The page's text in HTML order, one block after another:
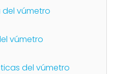
del vúmetro
vúmetro
del vúmetro